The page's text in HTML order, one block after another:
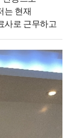
에 다니면서
습니다.
하는 경우가
학 렌즈 회사
에 있어서 가장
조건들이
후
하고자 하는
는 현재
사로 근무하고
로와 분야에
니다. 많은
한 고민을
리치료학과를
싶어
케이스의